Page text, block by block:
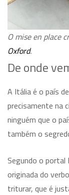
O mise en place
Oxford.
De onde
A Itália é o país
precisamente na
ninguém que o
também o
Segundo o portal
originada do
triturar, que é